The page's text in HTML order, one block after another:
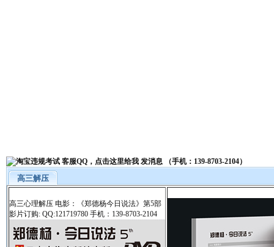
高三解压
高三心理解压 电影：《郑德杨今日说法》第5部
影片订购: QQ:121719780 手机：139-8703-2104